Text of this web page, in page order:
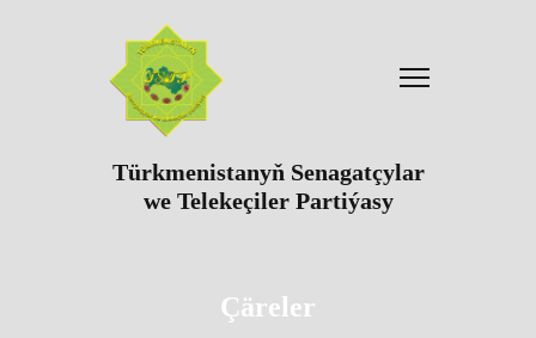
Türkmenistanyň Senagatçylar
we Telekeçiler Partiýasy
Çäreler